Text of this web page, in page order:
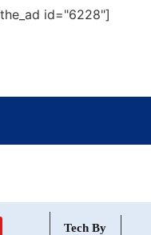
id="6228"]
Tech By